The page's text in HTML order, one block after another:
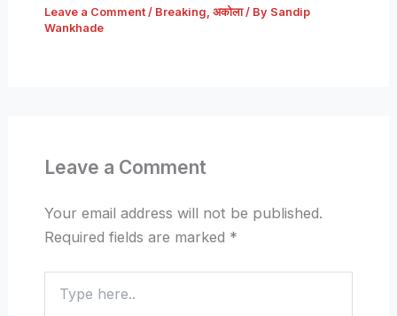
Leave a Comment / Breaking अकोला/ By Sandip
Wankhade
Leave a Comment
Your email address will not be published.
Required fields are marked *
here..